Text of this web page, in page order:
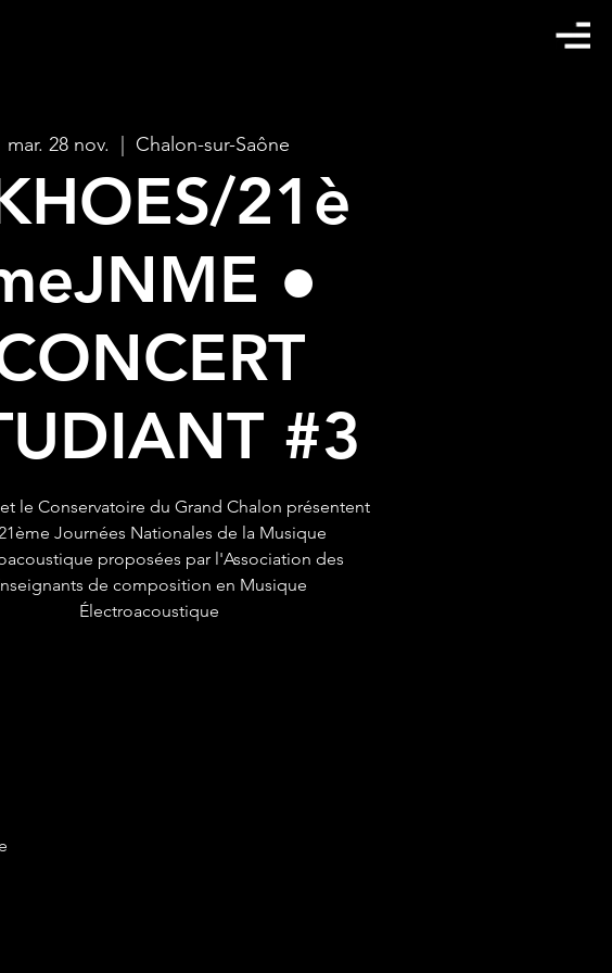
mar. 28 nov. Chalon-sur-Saône
21è
●
#3
et le Conservatoire du Grand Chalon présentent
Journées Nationales de la Musique
proposées par l'Association des
de composition en Musique
Électroacoustique